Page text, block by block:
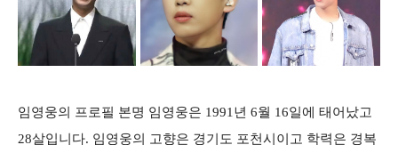
임영웅의 프로필 본명 임영웅은 1991년 6월 16일에 태어났고
28살입니다. 임영웅의 고향은 경기도 포천시이고 학력은 경복